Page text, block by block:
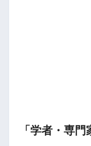
「学者・専